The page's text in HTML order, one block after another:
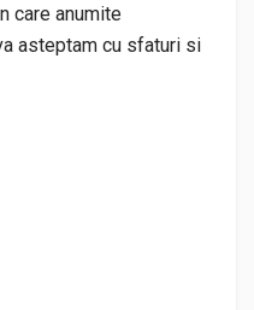
care anumite
asteptam cu sfaturi si